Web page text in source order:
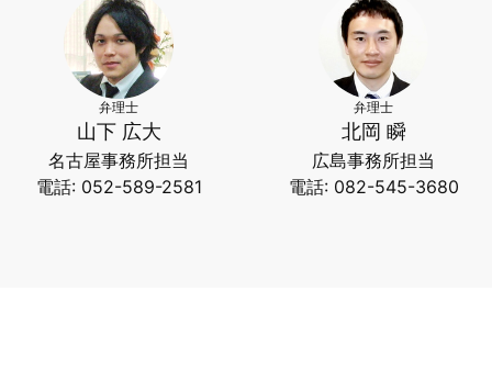
弁理士
山下 広大
名古屋事務所担当
電話: 052-589-2581
弁理士
北岡 瞬
広島事務所担当
電話: 082-545-3680